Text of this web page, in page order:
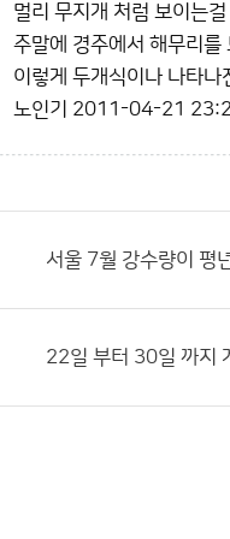
멀리 무지개 처럼 보이는
주말에 경주에서 해무리를
이렇게 두개식이나 나타나
노인기 2011-04-21
서울 7월 강수량이 평
22일 부터 30일 까지